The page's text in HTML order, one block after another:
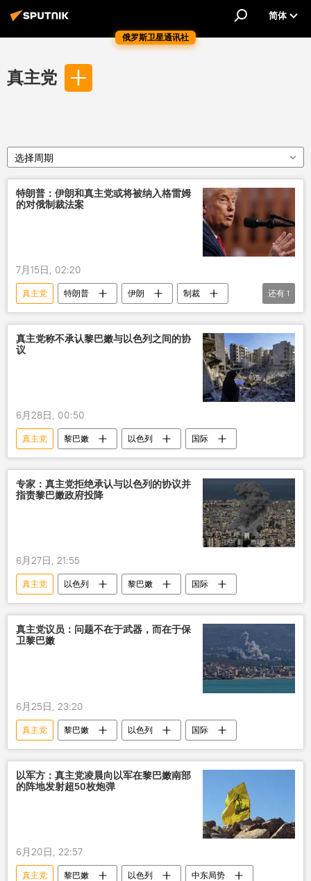
俄罗斯卫星通讯社
简体
真主党
选择周期
特朗普：伊朗和真主党或将被纳入格雷姆
的对俄制裁法案
7月15日, 02:20
真主党 特朗普 伊朗
制裁
国际
还有 1
真主党称不承认黎巴嫩与以色列之间的协
议
6月28日, 00:50
真主党 黎巴嫩 以色列 国际
专家：真主党拒绝承认与以色列的协议并
指责黎巴嫩政府投降
6月27日, 21:55
真主党 以色列 黎巴嫩 国际
真主党议员：问题不在于武器，而在于保
卫黎巴嫩
6月25日, 23:20
真主党 黎巴嫩 以色列 国际
以军方：真主党凌晨向以军在黎巴嫩南部
的阵地发射超50枚炮弹
6月20日, 22:57
真主党 黎巴嫩 以色列 中东局势